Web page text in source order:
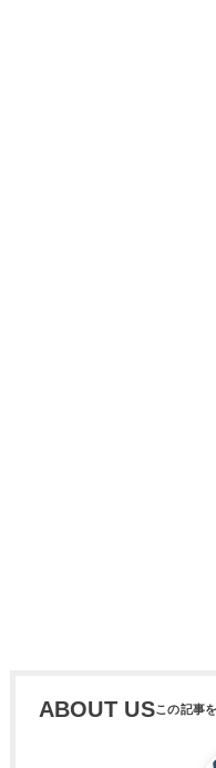
ABOUT US